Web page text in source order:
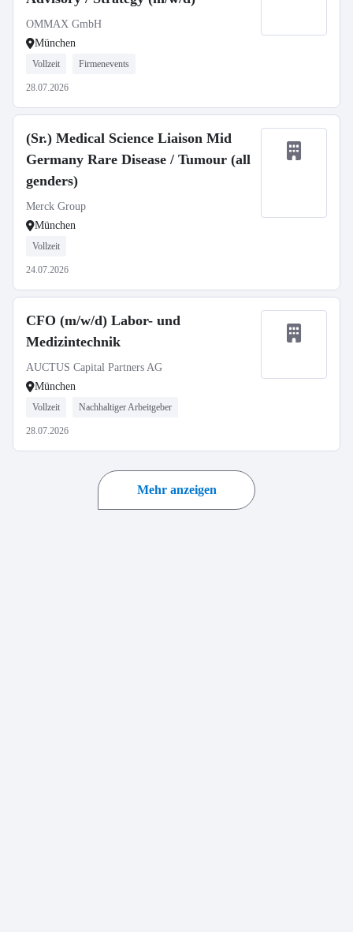
OMMAX GmbH
München
Vollzeit Firmenevents
28.07.2026
(Sr.) Medical Science Liaison Mid
Germany Rare Disease / Tumour (all
genders)
Merck Group
München
Vollzeit
24.07.2026
CFO (m/w/d) Labor- und
Medizintechnik
AUCTUS Capital Partners AG
München
Vollzeit Nachhaltiger Arbeitgeber
28.07.2026
Mehr anzeigen